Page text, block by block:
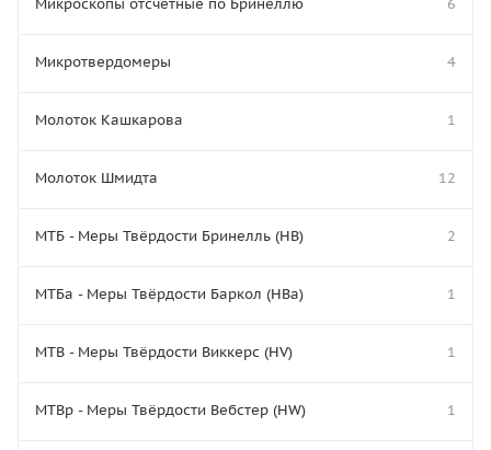
Микроскопы отсчётные по Бринеллю 6
Микротвердомеры 4
Молоток Кашкарова 1
Молоток Шмидта 12
МТБ - Меры Твёрдости Бринелль (HB) 2
МТБа - Меры Твёрдости Баркол (HBa) 1
МТВ - Меры Твёрдости Виккерс (HV) 1
МТВр - Меры Твёрдости Вебстер (HW) 1